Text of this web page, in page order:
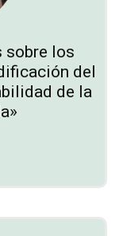
sobre los
del
de la